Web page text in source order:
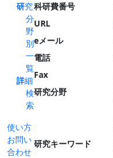
研究
分
野
別
一
覧
詳細
検
索
使い方
お問い
合わせ
科研費番号
URL
eメール
電話
Fax
研究分野
研究キーワード